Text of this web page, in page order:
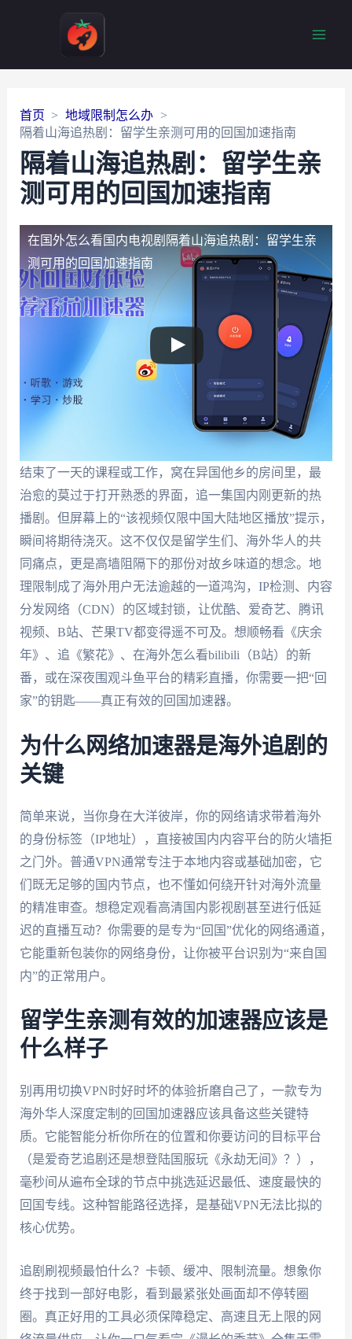
首页
地域限制怎么办
隔着山海追热剧：留学生亲测可用的回国加速指南
隔着山海追热剧：留学生亲
测可用的回国加速指南
在国外怎么看国内电视剧 隔着山海追热剧：留学生亲
测可用的回国加速指南
结束了一天的课程或工作，窝在异国他乡的房间里，最
治愈的莫过于打开熟悉的界面，追一集国内刚更新的热
播剧。但屏幕上的“该视频仅限中国大陆地区播放”提示，
瞬间将期待浇灭。这不仅仅是留学生们、海外华人的共
同痛点，更是高墙阻隔下的那份对故乡味道的想念。地
理限制成了海外用户无法逾越的一道鸿沟，IP检测、内容
分发网络（CDN）的区域封锁，让优酷、爱奇艺、腾讯
视频、B站、芒果TV都变得遥不可及。想顺畅看《庆余
年》、追《繁花》、在海外怎么看bilibili（B站）的新
番，或在深夜围观斗鱼平台的精彩直播，你需要一把“回
家”的钥匙——真正有效的回国加速器。
为什么网络加速器是海外追剧的
关键
简单来说，当你身在大洋彼岸，你的网络请求带着海外
的身份标签（IP地址），直接被国内内容平台的防火墙拒
之门外。普通VPN通常专注于本地内容或基础加密，它
们既无足够的国内节点，也不懂如何绕开针对海外流量
的精准审查。想稳定观看高清国内影视剧甚至进行低延
迟的直播互动？你需要的是专为“回国”优化的网络通道，
它能重新包装你的网络身份，让你被平台识别为“来自国
内”的正常用户。
留学生亲测有效的加速器应该是
什么样子
别再用切换VPN时好时坏的体验折磨自己了，一款专为
海外华人深度定制的回国加速器应该具备这些关键特
质。它能智能分析你所在的位置和你要访问的目标平台
（是爱奇艺追剧还是想登陆国服玩《永劫无间》？），
毫秒间从遍布全球的节点中挑选延迟最低、速度最快的
回国专线。这种智能路径选择，是基础VPN无法比拟的
核心优势。
追剧刷视频最怕什么？卡顿、缓冲、限制流量。想象你
终于找到一部好电影，看到最紧张处画面却不停转圈
圈。真正好用的工具必须保障稳定、高速且无上限的网